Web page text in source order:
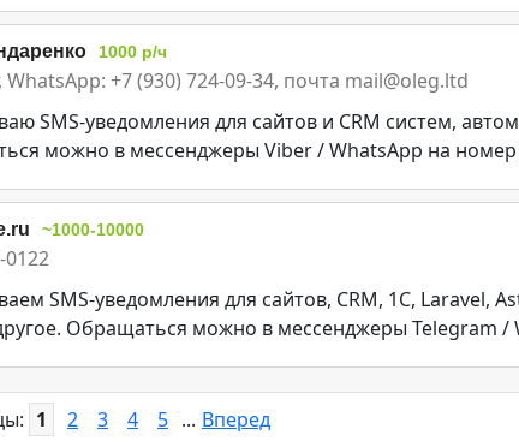
1000 р/ч
WhatsApp: +7 (930) 724-09-34, почта mail@oleg.ltd
SMS-уведомления для сайтов и CRM систем,
можно в мессенджеры Viber / WhatsApp на
~1000-10000
0122
SMS-уведомления для сайтов, CRM, 1C,
Обращаться можно в мессенджеры Telegram
1 2 3 4 5 ... Вперед